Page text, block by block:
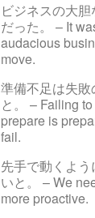
ビジネスの大
だった。 – It
audacious
move.
準備不足は失敗
と。 – Failing to
prepare is
fail.
先手で動くよう
いと。 – We
more proactive.